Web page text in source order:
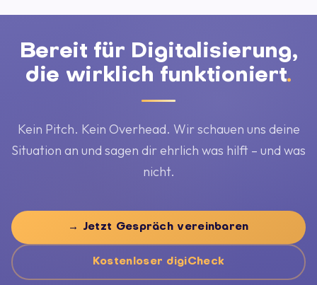
Bereit für Digitalisierung,
die wirklich funktioniert.
Kein Pitch. Kein Overhead. Wir schauen uns deine
Situation an und sagen dir ehrlich was hilft – und was
nicht.
→ Jetzt Gespräch vereinbaren
Kostenloser digiCheck